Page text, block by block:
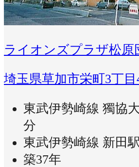
ライオンズプラザ松原
埼玉県草加市栄町3丁目
東武伊勢崎線 獨協
分
東武伊勢崎線 新田
築37年